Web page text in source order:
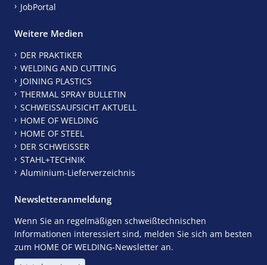
JobPortal
Weitere Medien
DER PRAKTIKER
WELDING AND CUTTING
JOINING PLASTICS
THERMAL SPRAY BULLETIN
SCHWEISSAUFSICHT AKTUELL
HOME OF WELDING
HOME OF STEEL
DER SCHWEISSER
STAHL+TECHNIK
Aluminium-Lieferverzeichnis
Newsletteranmeldung
Wenn Sie an regelmäßigen schweißtechnischen
Informationen interessiert sind, melden Sie sich am besten
zum HOME OF WELDING-Newsletter an.